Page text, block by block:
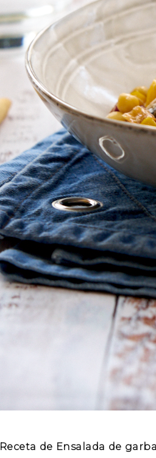
Receta de Ensalada de